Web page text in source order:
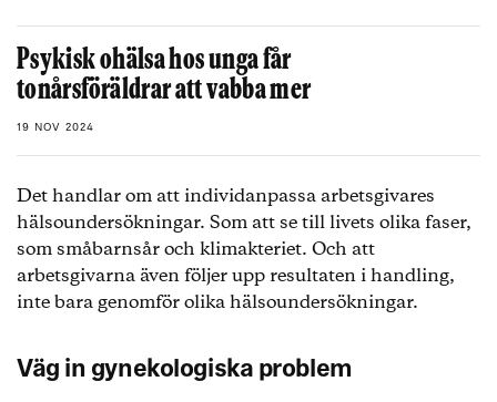
Psykisk ohälsa hos unga får
tonårsföräldrar att vabba mer
19 NOV 2024
Det handlar om att individanpassa arbetsgivares
hälsoundersökningar. Som att se till livets olika faser,
som småbarnsår och klimakteriet. Och att
arbetsgivarna även följer upp resultaten i handling,
inte bara genomför olika hälsoundersökningar.
Väg in gynekologiska problem